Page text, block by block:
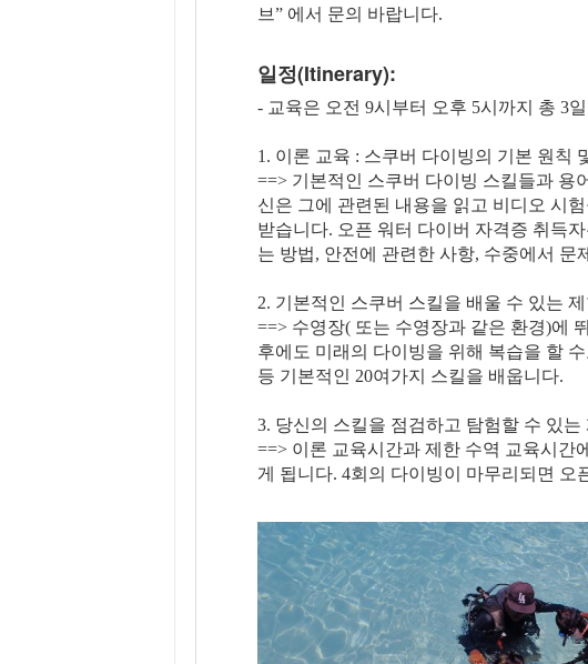
브” 에서 문의 바랍니다.
일정(Itinerary):
- 교육은 오전 9시부터 오후 5시까지 총 3
1. 이론 교육 : 스쿠버 다이빙의 기본 원칙
==> 기본적인 스쿠버 다이빙 스킬들과 용
신은 그에 관련된 내용을 읽고 비디오 시
받습니다. 오픈 워터 다이버 자격증 취득
는 방법, 안전에 관련한 사항, 수중에서 문
2. 기본적인 스쿠버 스킬을 배울 수 있는
==> 수영장( 또는 수영장과 같은 환경)에
후에도 미래의 다이빙을 위해 복습을 할
등 기본적인 20여가지 스킬을 배웁니다.
3. 당신의 스킬을 점검하고 탐험할 수 있는
==> 이론 교육시간과 제한 수역 교육시간
게 됩니다. 4회의 다이빙이 마무리되면 오